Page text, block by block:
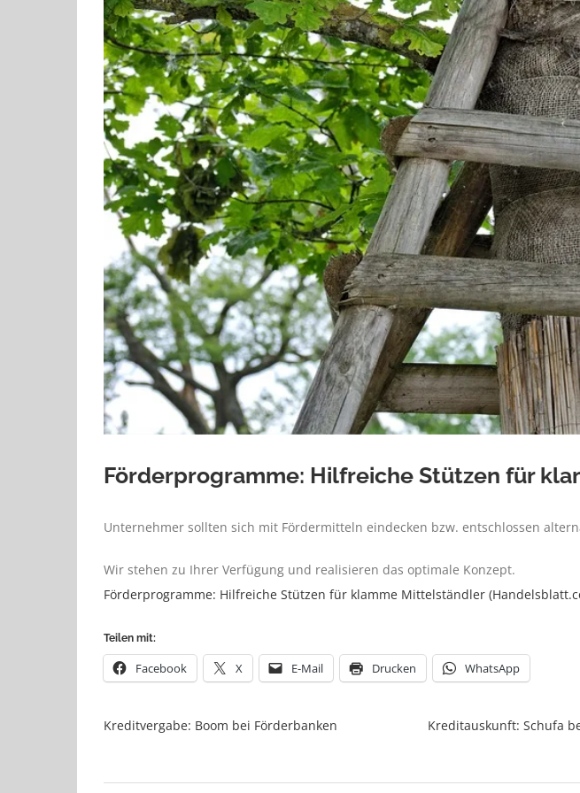
Förderprogramme: Hilfreiche Stützen für
Unternehmer sollten sich mit Fördermitteln eindecken bzw. entschlossen
Wir stehen zu Ihrer Verfügung und realisieren das optimale Konzept.
Förderprogramme: Hilfreiche Stützen für klamme Mittelständler
Teilen mit:
Facebook X E-Mail Drucken WhatsApp
Kreditvergabe: Boom bei Förderbanken Kreditauskunft: Schufa